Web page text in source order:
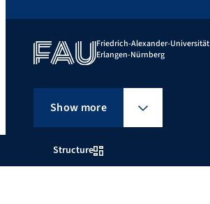
Structure
Friedrich-Alexander-Universität
Erlangen-Nürnberg
Show more